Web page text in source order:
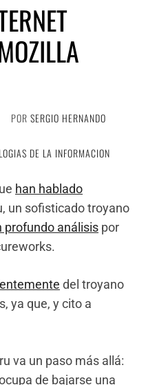
POR SERGIO HERNANDO
DE LA INFORMACION
han hablado
un sofisticado troyano
profundo análisis por
del troyano
ya que, y cito a
va un paso más allá:
de bajarse una